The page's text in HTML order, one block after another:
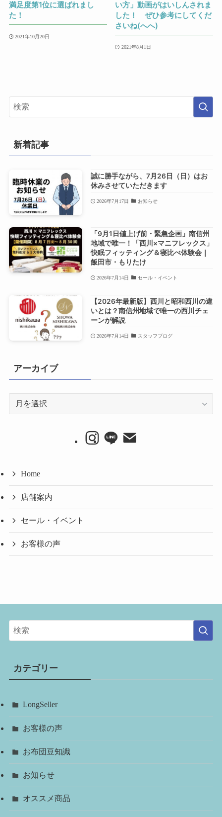
満足度第1位に選ばれまし
た！
2021年10月20日
い方」動画がはいしんされま
した！ ぜひ参考にしてくだ
さいね(へへ)
2021年8月1日
新着記事
誠に勝手ながら、7月26日（日）はお
休みさせていただきます
2026年7月17日 お知らせ
「9月1日値上げ前・緊急企画」南信州
地域で唯一！「西川×マニフレックス」
快眠フィッティング＆寝比べ体験会｜
飯田市・もりたけ
2026年7月14日 セール・イベント
【2026年最新版】西川と昭和西川の違
いとは？南信州地域で唯一の西川チェ
ーンが解説
2026年7月14日 スタッフブログ
アーカイブ
Home
店舗案内
セール・イベント
お客様の声
カテゴリー
LongSeller
お客様の声
お布団豆知識
お知らせ
オススメ商品